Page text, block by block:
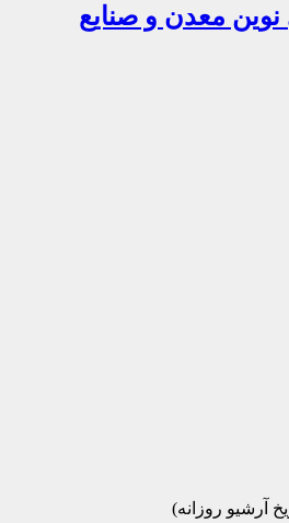
معدن و صنایع